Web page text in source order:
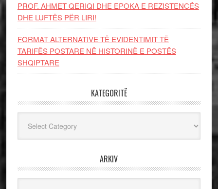
PROF. AHMET QERIQI DHE EPOKA E REZISTENCЁS
DHE LUFTЁS PЁR LIRI!
FORMAT ALTERNATIVE TË EVIDENTIMIT TË
TARIFËS POSTARE NË HISTORINË E POSTËS
SHQIPTARE
KATEGORITË
ARKIV